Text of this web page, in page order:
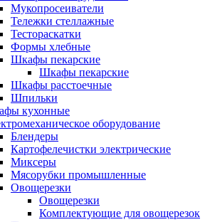
Мукопросеиватели
Тележки стеллажные
Тестораскатки
Формы хлебные
Шкафы пекарские
Шкафы пекарские
Шкафы расстоечные
Шпильки
кухонные
оборудование
Блендеры
Картофелечистки электрические
Миксеры
Мясорубки промышленные
Овощерезки
Овощерезки
Комплектующие для овощерезок